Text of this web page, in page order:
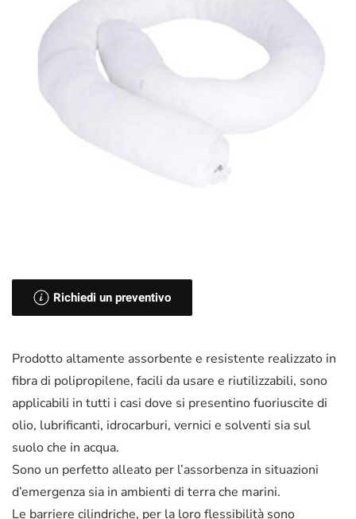
Richiedi un preventivo
Prodotto altamente assorbente e resistente realizzato in
fibra di polipropilene, facili da usare e riutilizzabili, sono
applicabili in tutti i casi dove si presentino fuoriuscite di
olio, lubrificanti, idrocarburi, vernici e solventi sia sul
suolo che in acqua.
Sono un perfetto alleato per l’assorbenza in situazioni
d’emergenza sia in ambienti di terra che marini.
Le barriere cilindriche, per la loro flessibilità sono